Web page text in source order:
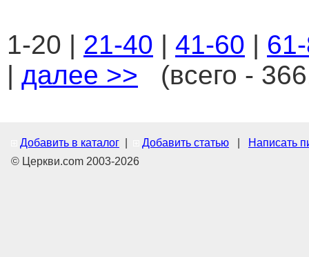
1-20 | 21-40 | 41-60 |
| далее >> (всего -
Добавить в каталог Добавить статью
Написать
© Церкви.com 2003-2026